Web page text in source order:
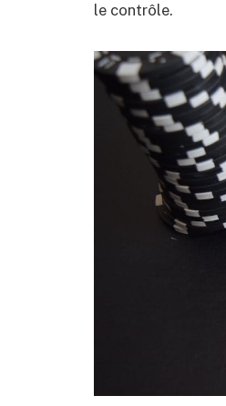
le contrôle.